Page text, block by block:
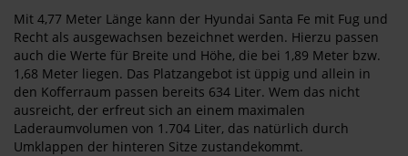
Mit 4,77 Meter Länge kann der Hyundai Santa Fe mit Fug und
Recht als ausgewachsen bezeichnet werden. Hierzu passen
auch die Werte für Breite und Höhe, die bei 1,89 Meter bzw.
1,68 Meter liegen. Das Platzangebot ist üppig und allein in
den Kofferraum passen bereits 634 Liter. Wem das nicht
ausreicht, der erfreut sich an einem maximalen
Laderaumvolumen von 1.704 Liter, das natürlich durch
Umklappen der hinteren Sitze zustandekommt.